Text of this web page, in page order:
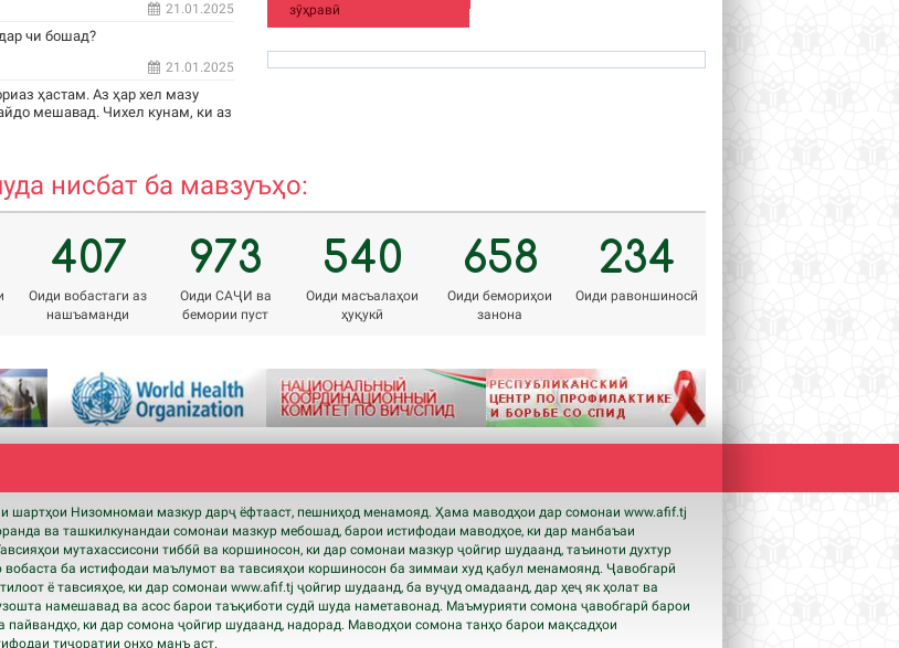
21.01.2025
чи бошад?
21.01.2025
ҳастам. Аз ҳар хел мазу
мешавад. Чихел кунам, ки аз
зӯҳравӣ
нисбат ба мавзуъҳо:
407
Оиди вобастаги аз
нашъаманди
973
Оиди САҶИ ва
бемории пуст
540
Оиди масъалаҳои
ҳуқукӣ
658
Оиди бемориҳои
занона
234
Оиди равоншиносӣ
Next
шартҳои Низомномаи мазкур дарҷ ёфтааст, пешниҳод менамояд. Ҳама маводҳои дар сомонаи www.afif.tj
ва ташкилкунандаи сомонаи мазкур мебошад, барои истифодаи маводҳое, ки дар манбаъаи
мутахассисони тиббӣ ва коршиносон, ки дар сомонаи мазкур ҷойгир шудаанд, таъиноти духтур
ба истифодаи маълумот ва тавсияҳои коршиносон ба зиммаи худ қабул менамоянд. Ҷавобгарӣ
ё тавсияҳое, ки дар сомонаи www.afif.tj ҷойгир шудаанд, ба вуҷуд омадаанд, дар ҳеҷ як ҳолат ва
намешавад ва асос барои таъқиботи судӣ шуда наметавонад. Маъмурияти сомона ҷавобгарӣ барои
ки дар сомона ҷойгир шудаанд, надорад. Маводҳои сомона танҳо барои мақсадҳои
тиҷоратии онҳо манъ аст.